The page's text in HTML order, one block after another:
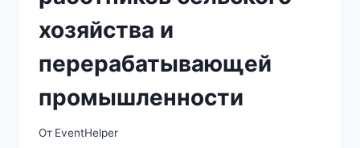
хозяйства и
перерабатывающей
промышленности
От EventHelper